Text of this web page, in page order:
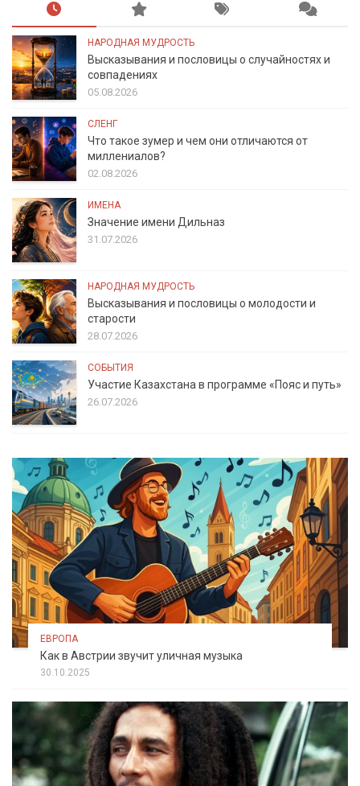
НАРОДНАЯ МУДРОСТЬ
Высказывания и пословицы о случайностях и
совпадениях
05.08.2026
СЛЕНГ
Что такое зумер и чем они отличаются от
миллениалов?
02.08.2026
ИМЕНА
Значение имени Дильназ
31.07.2026
НАРОДНАЯ МУДРОСТЬ
Высказывания и пословицы о молодости и
старости
28.07.2026
СОБЫТИЯ
Участие Казахстана в программе «Пояс и путь»
26.07.2026
ЕВРОПА
Как в Австрии звучит уличная музыка
30.10.2025